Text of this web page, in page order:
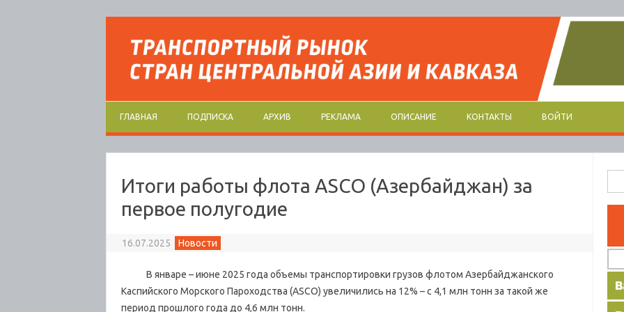
Перейти к содержимому
ГЛАВНАЯ ПОДПИСКА АРХИВ РЕКЛАМА ОПИСАНИЕ КОНТАКТЫ ВОЙТИ
Итоги работы флота ASCO (Азербайджан) за
первое полугодие
16.07.2025 Новости
В январе – июне 2025 года объемы транспортировки грузов флотом Азербайджанского
Каспийского Морского Пароходства (ASCO) увеличились на 12% – с 4,1 млн тонн за такой же
период прошлого года до 4,6 млн тонн.